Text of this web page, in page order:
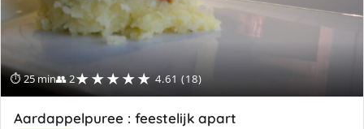
⏱ 25 min👥 2★★★★★ 4.61 (18)
Aardappelpuree : feestelijk apart